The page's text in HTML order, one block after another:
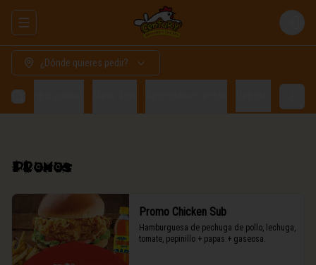
Abrir menu de navegación Login
¿Dónde quieres pedir?
Hamburguesas
Promos
Promo Chicken Sub
Hamburguesa de pechuga de pollo, lechuga,
tomate, pepinillo + papas + gaseosa.